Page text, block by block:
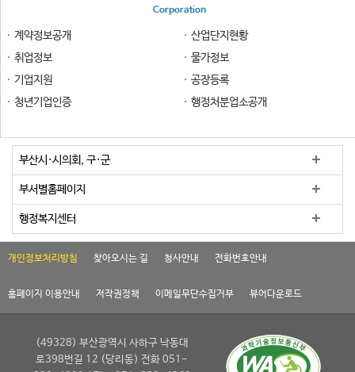
Corporation
계약정보공개
산업단지현황
취업정보
물가정보
기업지원
공장등록
청년기업인증
행정처분업소공개
부산시·시의회, 구·군
부서별홈페이지
행정복지센터
개인정보처리방침 찾아오시는 길 청사안내 전화번호안내
홈페이지 이용안내 저작권정책 이메일무단수집거부 뷰어다운로드
(49328) 부산광역시 사하구 낙동대
로398번길 12 (당리동) 전화 051-